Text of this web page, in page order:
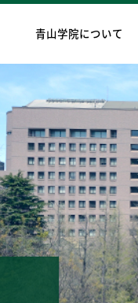
青山学院について